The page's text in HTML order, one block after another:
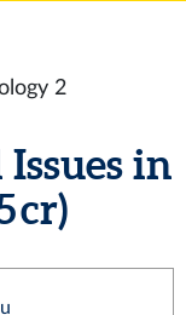
2
Issues in
cr)